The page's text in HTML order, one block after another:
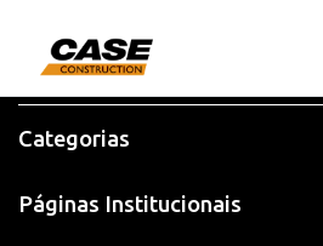
Categorias
Páginas Institucionais